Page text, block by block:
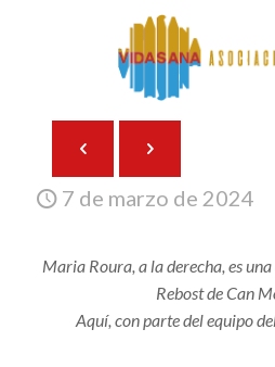
7 de marzo de 2024
Maria Roura, a la derecha, es
Rebost de Can
Aquí, con parte del equipo